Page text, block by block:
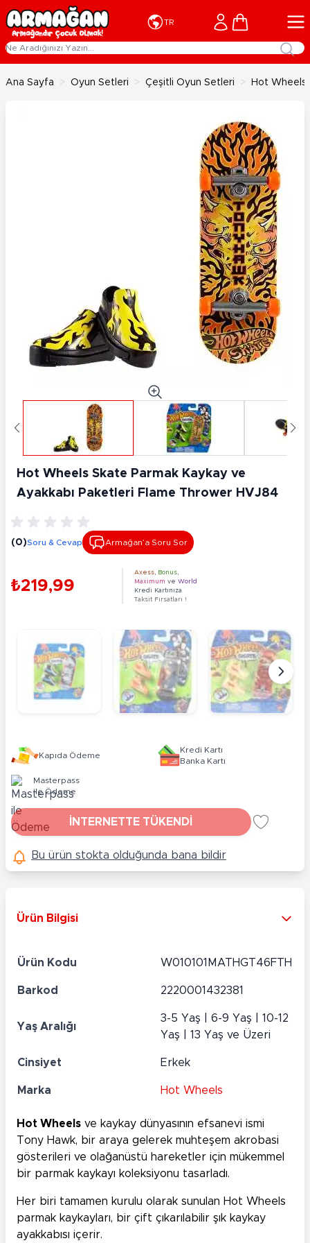
İçeriğe geç
TR Cart
Ana Sayfa > Oyun Setleri > Çeşitli Oyun Setleri > Hot Wheels
Hot Wheels Skate Parmak Kaykay ve
Ayakkabı Paketleri Flame Thrower HVJ84
(0)Soru & Cevap Armağan’a Soru Sor
₺219,99
Axess Bonus
Maximum ve World
Kredi Kartınıza
Taksit Fırsatları !
Kapıda Ödeme
Kredi Kartı
Banka Kartı
Masterpass
ile Ödeme
İNTERNETTE TÜKENDİ
Bu ürün stokta olduğunda bana bildir
Ürün Bilgisi
Ürün Kodu W010101MATHGT46FTH
Barkod 2220001432381
Yaş Aralığı
3-5 Yaş | 6-9 Yaş | 10-12
Yaş | 13 Yaş ve Üzeri
Cinsiyet Erkek
Marka Hot Wheels
Hot Wheels ve kaykay dünyasının efsanevi ismi
Tony Hawk, bir araya gelerek muhteşem akrobasi
gösterileri ve olağanüstü hareketler için mükemmel
bir parmak kaykayı koleksiyonu tasarladı.
Her biri tamamen kurulu olarak sunulan Hot Wheels
parmak kaykayları, bir çift çıkarılabilir şık kaykay
ayakkabısı içerir.